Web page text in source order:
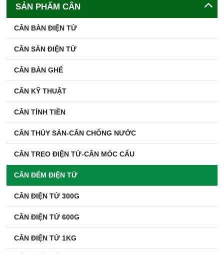
SẢN PHẨM CÂN
CÂN BÀN ĐIỆN TỬ
CÂN SÀN ĐIỆN TỬ
CÂN BÀN GHẾ
CÂN KỸ THUẬT
CÂN TÍNH TIỀN
CÂN THỦY SẢN-CÂN CHỐNG NƯỚC
CÂN TREO ĐIỆN TỬ-CÂN MÓC CẨU
CÂN ĐẾM ĐIỆN TỬ
CÂN ĐIỆN TỬ 300G
CÂN ĐIỆN TỬ 600G
CÂN ĐIỆN TỬ 1KG